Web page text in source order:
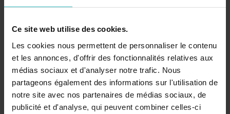
Ce site web utilise des cookies.
Les cookies nous permettent de personnaliser le contenu
et les annonces, d'offrir des fonctionnalités relatives aux
médias sociaux et d'analyser notre trafic. Nous
partageons également des informations sur l'utilisation de
notre site avec nos partenaires de médias sociaux, de
publicité et d'analyse, qui peuvent combiner celles-ci
Recevez nos conseils, actualités et promotions par email
!
Mon compte
Se connecter